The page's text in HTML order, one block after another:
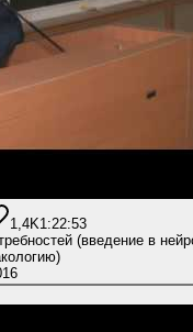
1,4K1:22:53
в нейрохимию